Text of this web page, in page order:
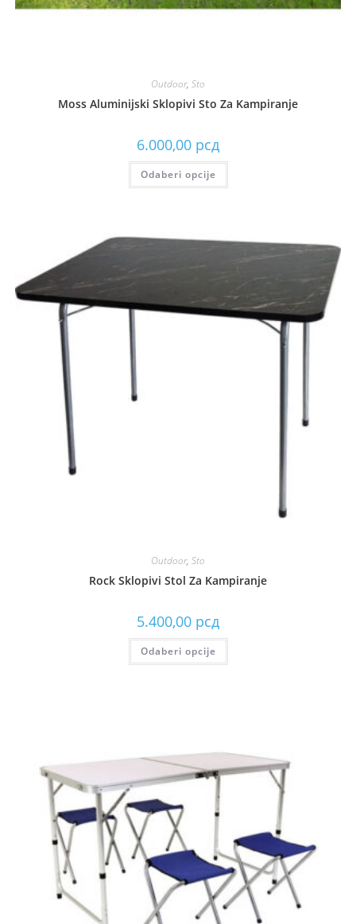
Outdoor, Sto
Moss Aluminijski Sklopivi Sto Za Kampiranje
6.000,00 рсд
Odaberi opcije
Outdoor, Sto
Rock Sklopivi Stol Za Kampiranje
5.400,00 рсд
Odaberi opcije